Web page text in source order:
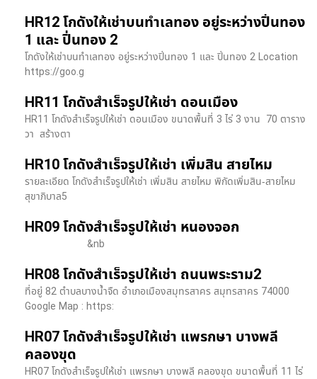
HR12 โกดังให้เช่าบนทำเลทอง อยู่ระหว่างปิ่นทอง
1 และ ปิ่นทอง 2
โกดังให้เช่าบนทำเลทอง อยู่ระหว่างปิ่นทอง 1 และ ปิ่นทอง 2 Location
https://goo.g
HR11 โกดังสำเร็จรูปให้เช่า ดอนเมือง
HR11 โกดังสำเร็จรูปให้เช่า ดอนเมือง ขนาดพื้นที่ 3 ไร่ 3 งาน 70 ตาราง
วา สร้างตา
HR10 โกดังสำเร็จรูปให้เช่า เพิ่มสิน สายไหม
รายละเอียด โกดังสำเร็จรูปให้เช่า เพิ่มสิน สายไหม พิกัดเพิ่มสิน-สายไหม
สุขาภิบาล5
HR09 โกดังสำเร็จรูปให้เช่า หนองจอก
&nb
HR08 โกดังสำเร็จรูปให้เช่า ถนนพระราม2
ที่อยู่ 82 ตำบลบางน้ำจืด อำเภอเมืองสมุทรสาคร สมุทรสาคร 74000
Google Map : https:
HR07 โกดังสำเร็จรูปให้เช่า แพรกษา บางพลี​
คลองขุด
HR07 โกดังสำเร็จรูปให้เช่า แพรกษา บางพลี​ คลองขุด ขนาดพื้นที่ 11 ไร่